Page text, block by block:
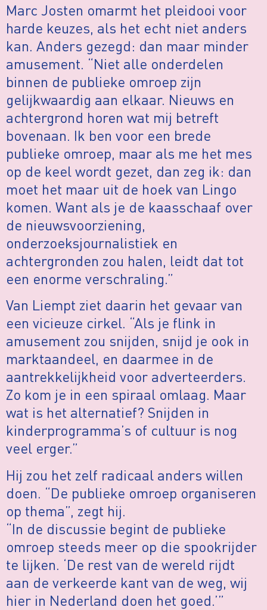
Marc Josten omarmt het pleidooi voor
harde keuzes, als het echt niet anders
kan. Anders gezegd: dan maar minder
amusement. “Niet alle onderdelen
binnen de publieke omroep zijn
gelijkwaardig aan elkaar. Nieuws en
achtergrond horen wat mij betreft
bovenaan. Ik ben voor een brede
publieke omroep, maar als me het mes
op de keel wordt gezet, dan zeg ik: dan
moet het maar uit de hoek van Lingo
komen. Want als je de kaasschaaf over
de nieuwsvoorziening,
onderzoeksjournalistiek en
achtergronden zou halen, leidt dat tot
een enorme verschraling.”
Van Liempt ziet daarin het gevaar van
een vicieuze cirkel. “Als je flink in
amusement zou snijden, snijd je ook in
marktaandeel, en daarmee in de
aantrekkelijkheid voor adverteerders.
Zo kom je in een spiraal omlaag. Maar
wat is het alternatief? Snijden in
kinderprogramma’s of cultuur is nog
veel erger.”
Hij zou het zelf radicaal anders willen
doen. “De publieke omroep organiseren
op thema”, zegt hij.
“In de discussie begint de publieke
omroep steeds meer op die spookrijder
te lijken. ‘De rest van de wereld rijdt
aan de verkeerde kant van de weg, wij
hier in Nederland doen het goed.’”